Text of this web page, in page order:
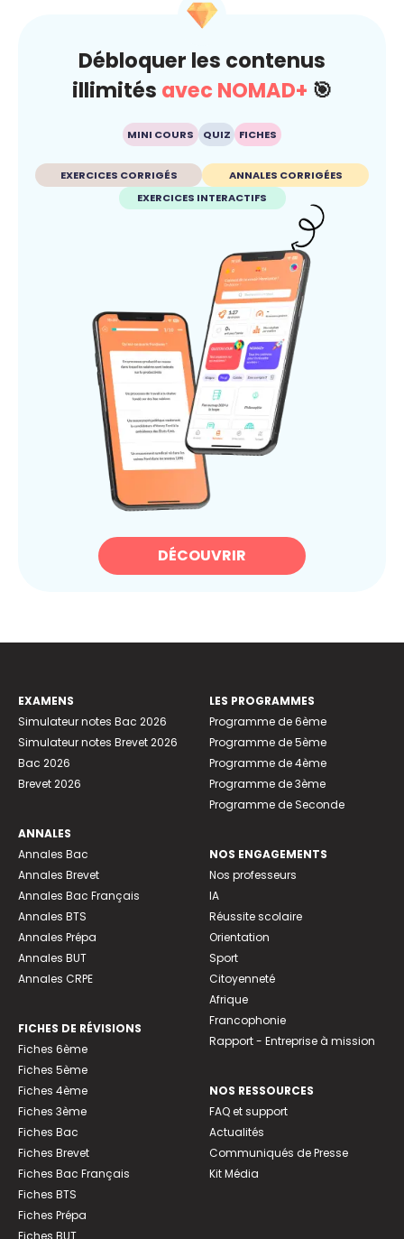
Débloquer les contenus
illimités avec NOMAD+ 🎯
MINI COURS QUIZ FICHES
EXERCICES CORRIGÉS
ANNALES CORRIGÉES
EXERCICES INTERACTIFS
DÉCOUVRIR
EXAMENS
Simulateur notes Bac 2026
Simulateur notes Brevet 2026
Bac 2026
Brevet 2026
ANNALES
Annales Bac
Annales Brevet
Annales Bac Français
Annales BTS
Annales Prépa
Annales BUT
Annales CRPE
FICHES DE RÉVISIONS
Fiches 6ème
Fiches 5ème
Fiches 4ème
Fiches 3ème
Fiches Bac
Fiches Brevet
Fiches Bac Français
Fiches BTS
Fiches Prépa
Fiches BUT
LES PROGRAMMES
Programme de 6ème
Programme de 5ème
Programme de 4ème
Programme de 3ème
Programme de Seconde
NOS ENGAGEMENTS
Nos professeurs
IA
Réussite scolaire
Orientation
Sport
Citoyenneté
Afrique
Francophonie
Rapport - Entreprise à mission
NOS RESSOURCES
FAQ et support
Actualités
Communiqués de Presse
Kit Média